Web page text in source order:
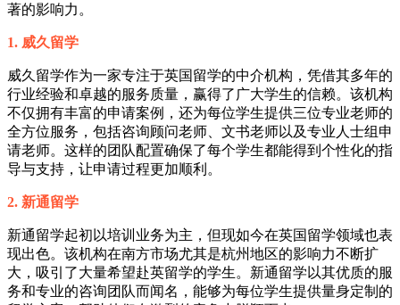
著的影响力。
1. 威久留学
威久留学作为一家专注于英国留学的中介机构，凭借其多年的
行业经验和卓越的服务质量，赢得了广大学生的信赖。该机构
不仅拥有丰富的申请案例，还为每位学生提供三位专业老师的
全方位服务，包括咨询顾问老师、文书老师以及专业人士组申
请老师。这样的团队配置确保了每个学生都能得到个性化的指
导与支持，让申请过程更加顺利。
2. 新通留学
新通留学起初以培训业务为主，但现如今在英国留学领域也表
现出色。该机构在南方市场尤其是杭州地区的影响力不断扩
大，吸引了大量希望赴英留学的学生。新通留学以其优质的服
务和专业的咨询团队而闻名，能够为每位学生提供量身定制的